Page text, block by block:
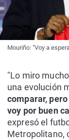
Mouriño: "Voy a
"Lo miro
una evolución
comparar,
voy por buen
expresó el
Metropolitano,